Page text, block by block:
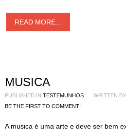
READ MORE...
MUSICA
PUBLISHED IN TESTEMUNHOS WRITTEN BY
BE THE FIRST TO COMMENT!
A musica é uma arte e deve ser bem